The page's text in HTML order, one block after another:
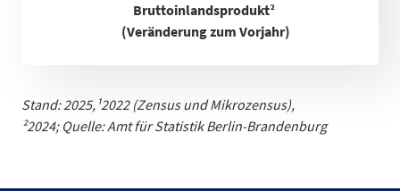
Bruttoinlandsprodukt²
(Veränderung zum Vorjahr)
Stand: 2025, ¹2022 (Zensus und Mikrozensus),
²2024; Quelle: Amt für Statistik Berlin-Brandenburg